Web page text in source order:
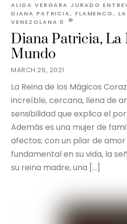
MARCH 26, 2021
Diana Patricia, La
Mundo
ALIDA VERGARA JURADO
DIANA PATRICIA, FLAMENCO,
VENEZOLANA 0
La Reina de los Mágicos
increíble, cercana, llena de
sensibilidad que explica el
Además es una mujer de
afectos; con un pilar de
fundamental en su vida, la
su reina madre, una […]